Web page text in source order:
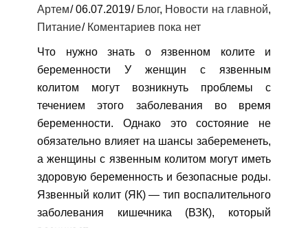
Артем 06.07.2019 Блог, Новости на главной,
Питание
Коментариев пока нет
Что нужно знать о язвенном колите и
беременности У женщин с язвенным
колитом могут возникнуть проблемы с
течением этого заболевания во время
беременности. Однако это состояние не
обязательно влияет на шансы забеременеть,
а женщины с язвенным колитом могут иметь
здоровую беременность и безопасные роды.
Язвенный колит (ЯК) — тип воспалительного
заболевания кишечника (ВЗК), который